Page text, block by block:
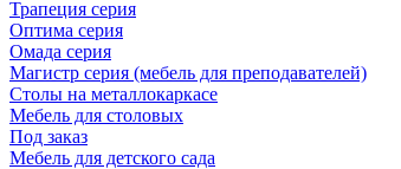
Трапеция серия
Оптима серия
Омада серия
Магистр серия (мебель для преподавателей)
Столы на металлокаркасе
Мебель для столовых
Под заказ
Мебель для детского сада